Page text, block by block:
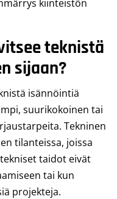
kiinteistön
teknistä
sijaan?
isännöintiä
suurikokoinen tai
Tekninen
tilanteissa, joissa
taidot eivät
tai kun
projekteja.